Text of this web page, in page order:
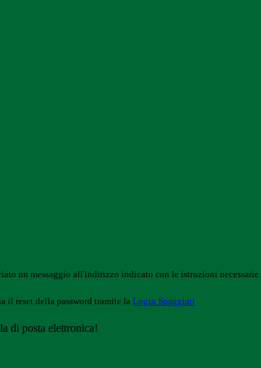
un messaggio all'indirizzo indicato con le istruzioni necessarie.
il reset della password tramite la Login Spaggiari
di posta elettronica!